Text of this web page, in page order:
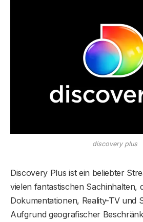
discovery plus
Discovery Plus ist ein beliebter
vielen fantastischen Sachinhalten,
Dokumentationen, Reality-TV und
Aufgrund geografischer